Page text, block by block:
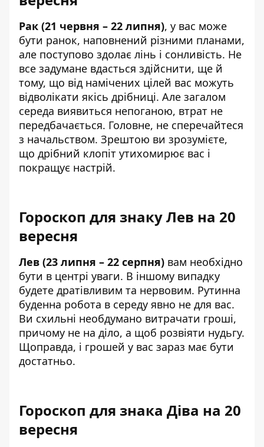
Рак (21 червня – 22 липня), у вас може
бути ранок, наповнений різними планами,
але поступово здолає лінь і сонливість. Не
все задумане вдасться здійснити, ще й
тому, що від намічених цілей вас можуть
відволікати якісь дрібниці. Але загалом
середа виявиться непоганою, втрат не
передбачається. Головне, не сперечайтеся
з начальством. Зрештою ви зрозумієте,
що дрібний клопіт утихомирює вас і
покращує настрій.
Гороскоп для знаку Лев на 20
вересня
Лев (23 липня – 22 серпня) вам необхідно
бути в центрі уваги. В іншому випадку
будете дратівливим та нервовим. Рутинна
буденна робота в середу явно не для вас.
Ви схильні необдумано витрачати гроші,
причому не на діло, а щоб розвіяти нудьгу.
Щоправда, і грошей у вас зараз має бути
достатньо.
Гороскоп для знака Діва на 20
вересня